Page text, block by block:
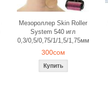
Мезороллер Skin Roller
System 540 игл
0,3/0,5/0,75/1/1,5/1,75мм
300сом